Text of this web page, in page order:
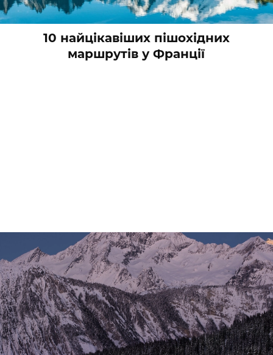
10 найцікавіших пішохідних
маршрутів у Франції